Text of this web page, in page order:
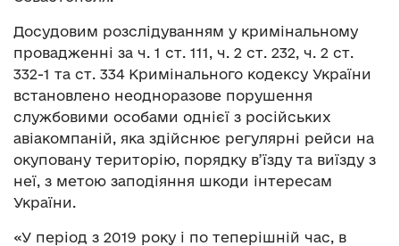
Досудовим розслідуванням у кримінальному
провадженні за ч. 1 ст. 111, ч. 2 ст. 232, ч. 2 ст.
332-1 та ст. 334 Кримінального кодексу України
встановлено неодноразове порушення
службовими особами однієї з російських
авіакомпаній, яка здійснює регулярні рейси на
окуповану територію, порядку в’їзду та виїзду з
неї, з метою заподіяння шкоди інтересам
України.
«У період з 2019 року і по теперішній час, в